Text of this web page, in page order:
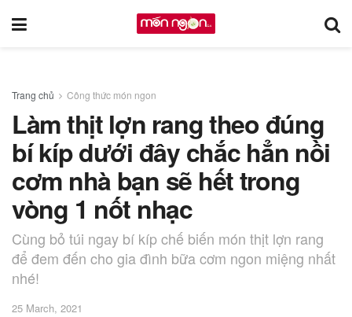
Trang chủ Công thức món ngon
Làm thịt lợn rang theo đúng
bí kíp dưới đây chắc hẳn nồi
cơm nhà bạn sẽ hết trong
vòng 1 nốt nhạc
Cùng bỏ túi ngay bí kíp chế biến món thịt lợn rang
để đem đến cho gia đình bữa cơm ngon miệng nhất
nhé!
25 March, 2021